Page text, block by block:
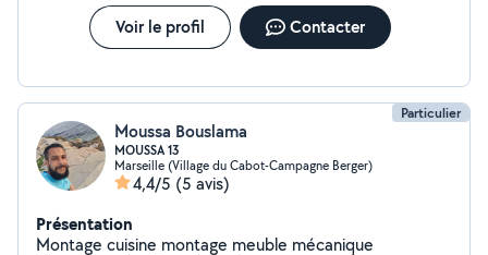
Voir le profil Contacter
Particulier
Moussa Bouslama
MOUSSA 13
Marseille (Village du Cabot-Campagne Berger)
4,4/5 (5 avis)
Présentation
Montage cuisine montage meuble mécanique